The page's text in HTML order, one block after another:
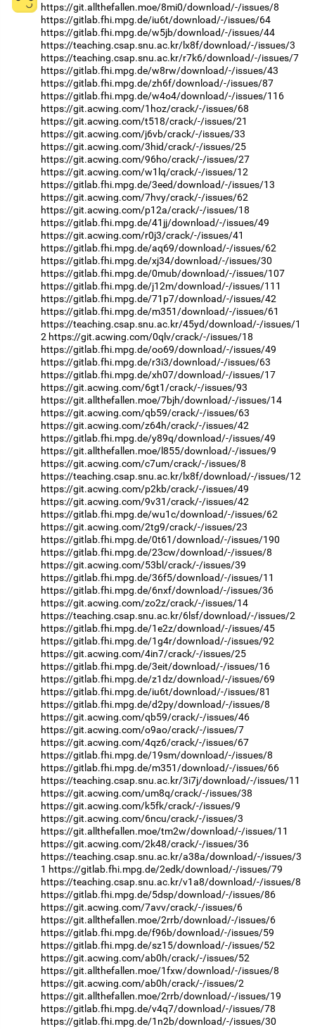
https://git.allthefallen.moe/8mi0/download/-/issues/8
https://gitlab.fhi.mpg.de/iu6t/download/-/issues/64
https://gitlab.fhi.mpg.de/w5jb/download/-/issues/44
https://teaching.csap.snu.ac.kr/lx8f/download/-/issues/3
https://teaching.csap.snu.ac.kr/r7k6/download/-/issues/7
https://gitlab.fhi.mpg.de/w8rw/download/-/issues/43
https://gitlab.fhi.mpg.de/zh6f/download/-/issues/87
https://gitlab.fhi.mpg.de/w4o4/download/-/issues/116
https://git.acwing.com/1hoz/crack/-/issues/68
https://git.acwing.com/t518/crack/-/issues/21
https://git.acwing.com/j6vb/crack/-/issues/33
https://git.acwing.com/3hid/crack/-/issues/25
https://git.acwing.com/96ho/crack/-/issues/27
https://git.acwing.com/w1lq/crack/-/issues/12
https://gitlab.fhi.mpg.de/3eed/download/-/issues/13
https://git.acwing.com/7hvy/crack/-/issues/62
https://git.acwing.com/p12a/crack/-/issues/18
https://gitlab.fhi.mpg.de/41jj/download/-/issues/49
https://git.acwing.com/r0j3/crack/-/issues/41
https://gitlab.fhi.mpg.de/aq69/download/-/issues/62
https://gitlab.fhi.mpg.de/xj34/download/-/issues/30
https://gitlab.fhi.mpg.de/0mub/download/-/issues/107
https://gitlab.fhi.mpg.de/j12m/download/-/issues/111
https://gitlab.fhi.mpg.de/71p7/download/-/issues/42
https://gitlab.fhi.mpg.de/m351/download/-/issues/61
https://teaching.csap.snu.ac.kr/45yd/download/-/issues/1
2 https://git.acwing.com/0qlv/crack/-/issues/18
https://gitlab.fhi.mpg.de/oo69/download/-/issues/49
https://gitlab.fhi.mpg.de/r3i3/download/-/issues/63
https://gitlab.fhi.mpg.de/xh07/download/-/issues/17
https://git.acwing.com/6gt1/crack/-/issues/93
https://git.allthefallen.moe/7bjh/download/-/issues/14
https://git.acwing.com/qb59/crack/-/issues/63
https://git.acwing.com/z64h/crack/-/issues/42
https://gitlab.fhi.mpg.de/y89q/download/-/issues/49
https://git.allthefallen.moe/l855/download/-/issues/9
https://git.acwing.com/c7um/crack/-/issues/8
https://teaching.csap.snu.ac.kr/lx8f/download/-/issues/12
https://git.acwing.com/p2kb/crack/-/issues/49
https://git.acwing.com/9v31/crack/-/issues/42
https://gitlab.fhi.mpg.de/wu1c/download/-/issues/62
https://git.acwing.com/2tg9/crack/-/issues/23
https://gitlab.fhi.mpg.de/0t61/download/-/issues/190
https://gitlab.fhi.mpg.de/23cw/download/-/issues/8
https://git.acwing.com/53bl/crack/-/issues/39
https://gitlab.fhi.mpg.de/36f5/download/-/issues/11
https://gitlab.fhi.mpg.de/6nxf/download/-/issues/36
https://git.acwing.com/zo2z/crack/-/issues/14
https://teaching.csap.snu.ac.kr/6lsf/download/-/issues/2
https://gitlab.fhi.mpg.de/1e2z/download/-/issues/45
https://gitlab.fhi.mpg.de/1g4r/download/-/issues/92
https://git.acwing.com/4in7/crack/-/issues/25
https://gitlab.fhi.mpg.de/3eit/download/-/issues/16
https://gitlab.fhi.mpg.de/z1dz/download/-/issues/69
https://gitlab.fhi.mpg.de/iu6t/download/-/issues/81
https://gitlab.fhi.mpg.de/d2py/download/-/issues/8
https://git.acwing.com/qb59/crack/-/issues/46
https://git.acwing.com/o9ao/crack/-/issues/7
https://git.acwing.com/4qz6/crack/-/issues/67
https://gitlab.fhi.mpg.de/19sm/download/-/issues/8
https://gitlab.fhi.mpg.de/m351/download/-/issues/66
https://teaching.csap.snu.ac.kr/3i7j/download/-/issues/11
https://git.acwing.com/um8q/crack/-/issues/38
https://git.acwing.com/k5fk/crack/-/issues/9
https://git.acwing.com/6ncu/crack/-/issues/3
https://git.allthefallen.moe/tm2w/download/-/issues/11
https://git.acwing.com/2k48/crack/-/issues/36
https://teaching.csap.snu.ac.kr/a38a/download/-/issues/3
1 https://gitlab.fhi.mpg.de/2edk/download/-/issues/79
https://teaching.csap.snu.ac.kr/v1a8/download/-/issues/8
https://gitlab.fhi.mpg.de/5dsp/download/-/issues/86
https://git.acwing.com/7avv/crack/-/issues/6
https://git.allthefallen.moe/2rrb/download/-/issues/6
https://gitlab.fhi.mpg.de/f96b/download/-/issues/59
https://gitlab.fhi.mpg.de/sz15/download/-/issues/52
https://git.acwing.com/ab0h/crack/-/issues/52
https://git.allthefallen.moe/1fxw/download/-/issues/8
https://git.acwing.com/ab0h/crack/-/issues/2
https://git.allthefallen.moe/2rrb/download/-/issues/19
https://gitlab.fhi.mpg.de/v4q7/download/-/issues/78
https://gitlab.fhi.mpg.de/1n2b/download/-/issues/30